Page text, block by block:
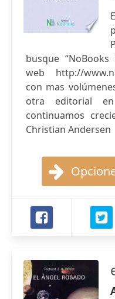
busque
web http://
con mas
otra editorial
continuamos
Christian Andersen